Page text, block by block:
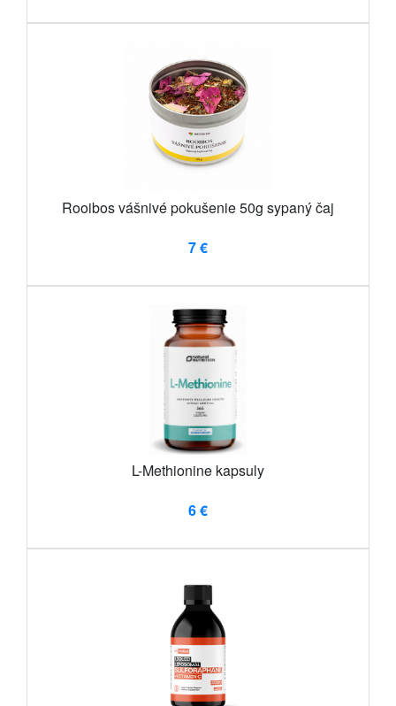
Rooibos vášnivé pokušenie 50g sypaný čaj
7 €
L-Methionine kapsuly
6 €